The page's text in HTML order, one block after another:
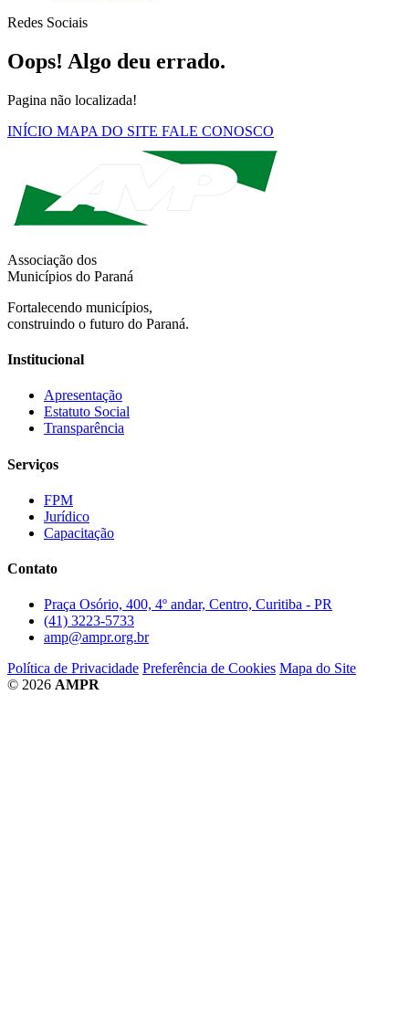
Redes Sociais
Oops! Algo deu errado.
Pagina não localizada!
INÍCIO MAPA DO SITE FALE CONOSCO
Associação dos
Municípios do Paraná
Fortalecendo municípios,
construindo o futuro do Paraná.
Institucional
Apresentação
Estatuto Social
Transparência
Serviços
FPM
Jurídico
Capacitação
Contato
Praça Osório, 400, 4º andar, Centro, Curitiba - PR
(41) 3223-5733
amp@ampr.org.br
Política de Privacidade Preferência de Cookies Mapa do Site
© 2026 AMPR